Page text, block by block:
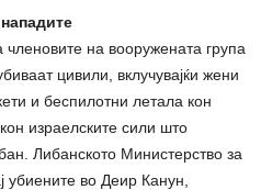
членовите на вооружената група
цивили, вклучувајќи жени
и беспилотни летала кон
израелските сили што
Либанското Министерство за
убиените во Деир Канун,